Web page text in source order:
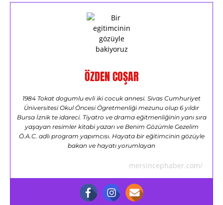
ÖZDEN COŞAR
1984 Tokat dogumlu evli iki cocuk annesi. Sivas Cumhuriyet
Üniversitesi Okul Öncesi Ögretmenliği mezunu olup 6 yıldır
Bursa İznik te idareci. Tiyatro ve drama eğitmenliğinin yanı sıra
yaşayan resimler kitabi yazarı ve Benim Gözümle Gezelim
Ö.A.C. adlı program yapımcısı. Hayata bir eğitimcinin gözüyle
bakan ve hayatı yorumlayan
mersincephaber.com/